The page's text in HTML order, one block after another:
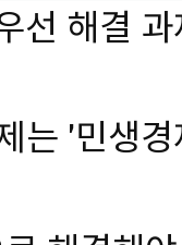
선 해결
는 '민생